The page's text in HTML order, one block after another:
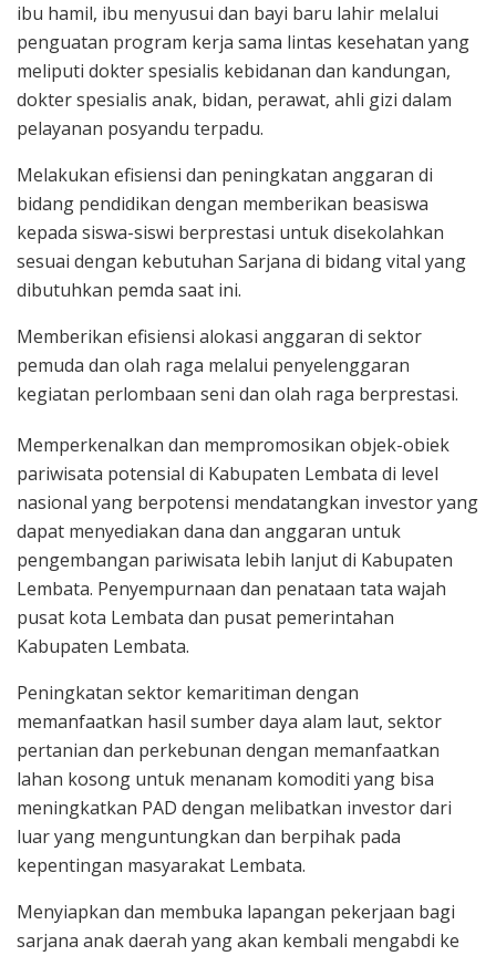
ibu hamil, ibu menyusui dan bayi baru lahir melalui
penguatan program kerja sama lintas kesehatan yang
meliputi dokter spesialis kebidanan dan kandungan,
dokter spesialis anak, bidan, perawat, ahli gizi dalam
pelayanan posyandu terpadu.
Melakukan efisiensi dan peningkatan anggaran di
bidang pendidikan dengan memberikan beasiswa
kepada siswa-siswi berprestasi untuk disekolahkan
sesuai dengan kebutuhan Sarjana di bidang vital yang
dibutuhkan pemda saat ini.
Memberikan efisiensi alokasi anggaran di sektor
pemuda dan olah raga melalui penyelenggaran
kegiatan perlombaan seni dan olah raga berprestasi.
Memperkenalkan dan mempromosikan objek-obiek
pariwisata potensial di Kabupaten Lembata di level
nasional yang berpotensi mendatangkan investor yang
dapat menyediakan dana dan anggaran untuk
pengembangan pariwisata lebih lanjut di Kabupaten
Lembata. Penyempurnaan dan penataan tata wajah
pusat kota Lembata dan pusat pemerintahan
Kabupaten Lembata.
Peningkatan sektor kemaritiman dengan
memanfaatkan hasil sumber daya alam laut, sektor
pertanian dan perkebunan dengan memanfaatkan
lahan kosong untuk menanam komoditi yang bisa
meningkatkan PAD dengan melibatkan investor dari
luar yang menguntungkan dan berpihak pada
kepentingan masyarakat Lembata.
Menyiapkan dan membuka lapangan pekerjaan bagi
sarjana anak daerah yang akan kembali mengabdi ke